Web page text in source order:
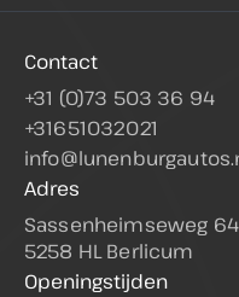
Contact
+31 (0)73 503 36 94
+31651032021
Adres
Sassenheimseweg 64
5258 HL Berlicum
Openingstijden